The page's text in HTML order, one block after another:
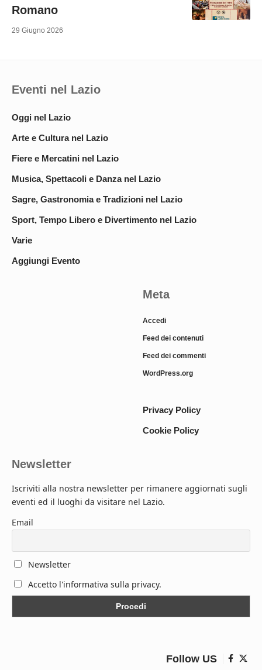
Romano
29 Giugno 2026
Eventi nel Lazio
Oggi nel Lazio
Arte e Cultura nel Lazio
Fiere e Mercatini nel Lazio
Musica, Spettacoli e Danza nel Lazio
Sagre, Gastronomia e Tradizioni nel Lazio
Sport, Tempo Libero e Divertimento nel Lazio
Varie
Aggiungi Evento
Meta
Accedi
Feed dei contenuti
Feed dei commenti
WordPress.org
Privacy Policy
Cookie Policy
Newsletter
Iscriviti alla nostra newsletter per rimanere aggiornati sugli
eventi ed il luoghi da visitare nel Lazio.
Email
Newsletter
Accetto l'informativa sulla privacy.
Follow US